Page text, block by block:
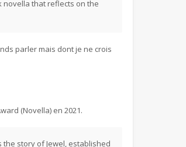
novella that reflects on the
parler mais dont je ne crois
(Novella) en 2021.
story of Jewel, established